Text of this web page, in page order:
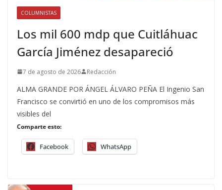
COLUMNISTAS
Los mil 600 mdp que Cuitláhuac
García Jiménez desapareció
7 de agosto de 2026 Redacción
ALMA GRANDE POR ÁNGEL ÁLVARO PEÑA El Ingenio San
Francisco se convirtió en uno de los compromisos más
visibles del
Comparte esto:
Facebook WhatsApp